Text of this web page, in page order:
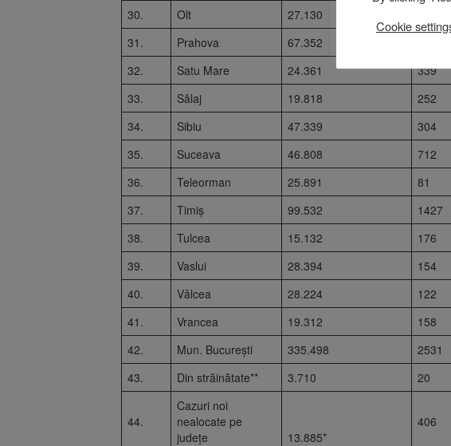
30.
Olt 27.130
31.
Prahova 67.352
32.
Satu Mare 24.361 339
33.
Sălaj 19.818 252
34.
Sibiu 47.339 304
35.
Suceava 46.808 712
36.
Teleorman 25.891 81
37.
Timiș 99.532 1427
38.
Tulcea 15.132 176
39.
Vaslui 28.394 154
40.
Vâlcea 28.224 122
41.
Vrancea 19.312 158
42.
Mun. București 335.498 2531
43.
Din străinătate** 3.710 20
44.
Cazuri noi
nealocate pe
județe
13.885*
406
Cookie